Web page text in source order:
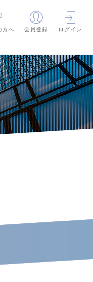
方へ 会員登録 ログイン